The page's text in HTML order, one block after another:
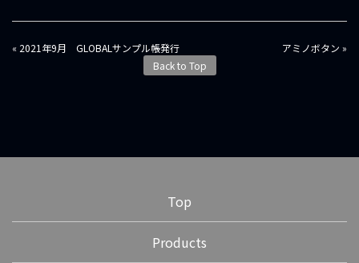
投
« 2021年9月 GLOBALサンプル帳発行
アミノボタン »
Back to Top
Top
Products